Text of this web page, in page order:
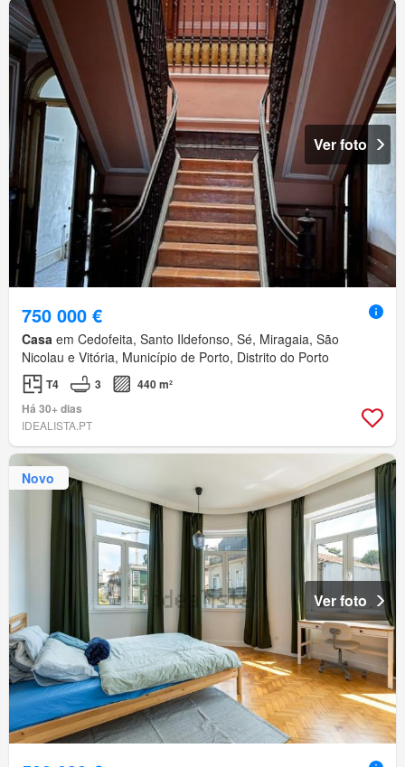
Ver foto
750 000 €
Casa em Cedofeita, Santo Ildefonso, Sé, Miragaia, São
Nicolau e Vitória, Município de Porto, Distrito do Porto
T4 3
440 m²
Há 30+ dias
IDEALISTA.PT
Novo
Ver foto